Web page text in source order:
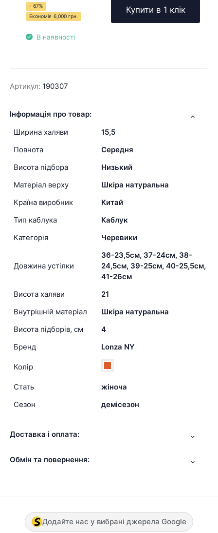
- 67%
Економія 6,000 грн.
В наявності
Купити в 1 клік
Артикул: 190307
Інформація про товар:
Ширина халяви
15,5
Повнота
Середня
Висота підбора
Низький
Матеріал верху
Шкіра натуральна
Країна виробник
Китай
Тип каблука
Каблук
Категорія
Черевики
Довжина устілки
36-23,5см, 37-24см, 38-
24,5см, 39-25см, 40-25,5см,
41-26см
Висота халяви
21
Внутрішній матеріал
Шкіра натуральна
Висота підборів, см
4
Бренд
Lonza NY
Колір
Стать
жіноча
Сезон
демісезон
Доставка і оплата:
Обмін та повернення:
Додайте нас у вибрані джерела Google